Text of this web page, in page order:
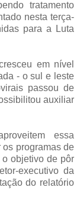
tratamento
nesta terça-
para a Luta
em nível
- o sul e leste
passou de
auxiliar
essa
programas de
o objetivo de pôr
executivo da
do relatório